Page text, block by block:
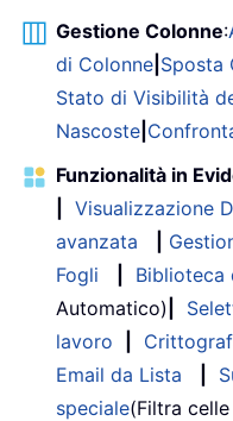
Gestione Colonne:
di Colonne Sposta
Stato di Visibilità
Nascoste
Funzionalità in
Visualizzazione
avanzata
Fogli
Biblioteca
Automatico)
lavoro
Email da Lista
speciale(Filtra